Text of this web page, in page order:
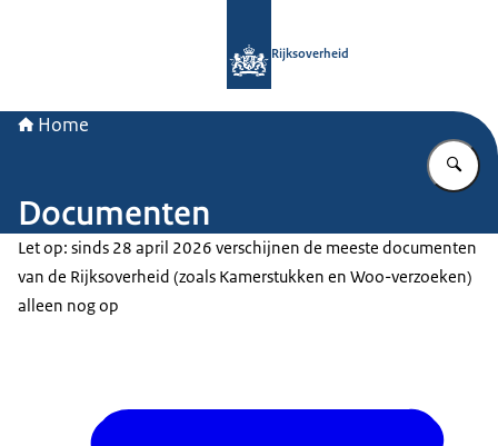
Rijksoverheid
Home
Documenten
Let op: sinds 28 april 2026 verschijnen de meeste documenten
van de Rijksoverheid (zoals Kamerstukken en Woo-verzoeken)
alleen nog op